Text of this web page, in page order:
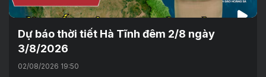
Dự báo thời tiết Hà Tĩnh đêm 2/8 ngày
3/8/2026
02/08/2026 19:50